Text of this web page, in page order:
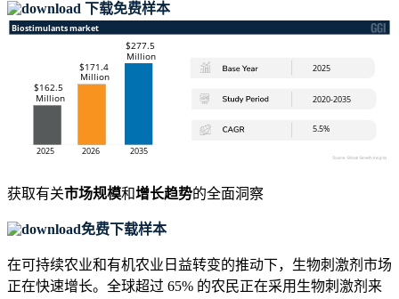
下载免费样本
获取有关市场规模和增长趋势的全面洞察
免费下载样本
在可持续农业和有机农业日益转变的推动下，生物刺激剂市场
正在快速增长。全球超过 65% 的农民正在采用生物刺激剂来